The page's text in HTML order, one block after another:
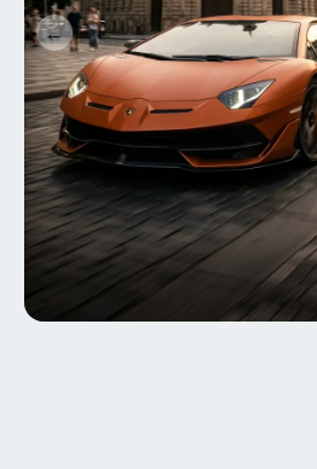
←